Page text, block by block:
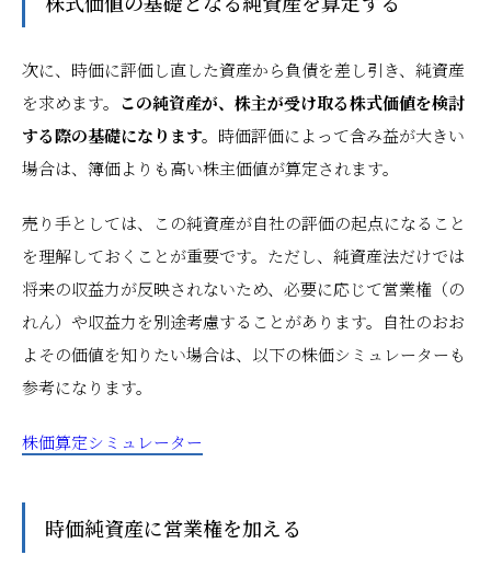
次に、時価に評価し直した資産から負債を差し引き、純資産
を求めます。 この純資産が、株主が受け取る株式価値を検討
する際の基礎になります。 時価評価によって含み益が大きい
場合は、簿価よりも高い株主価値が算定されます。
売り手としては、この純資産が自社の評価の起点になること
を理解しておくことが重要です。ただし、純資産法だけでは
将来の収益力が反映されないため、必要に応じて営業権（の
れん）や収益力を別途考慮することがあります。自社のおお
よその価値を知りたい場合は、以下の株価シミュレーターも
参考になります。
株価算定シミュレーター
時価純資産に営業権を加える